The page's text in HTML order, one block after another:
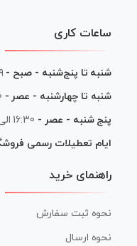
ساعات کاری
شنبه تا پنج‌شنبه - صبح - ۹
شنبه تا چهارشنبه - عصر -
پنج شنبه - عصر - 16:30 الی 19
ایام تعطیلات رسمی
راهنمای خرید
نحوه ثبت سفارش
نحوه ارسال